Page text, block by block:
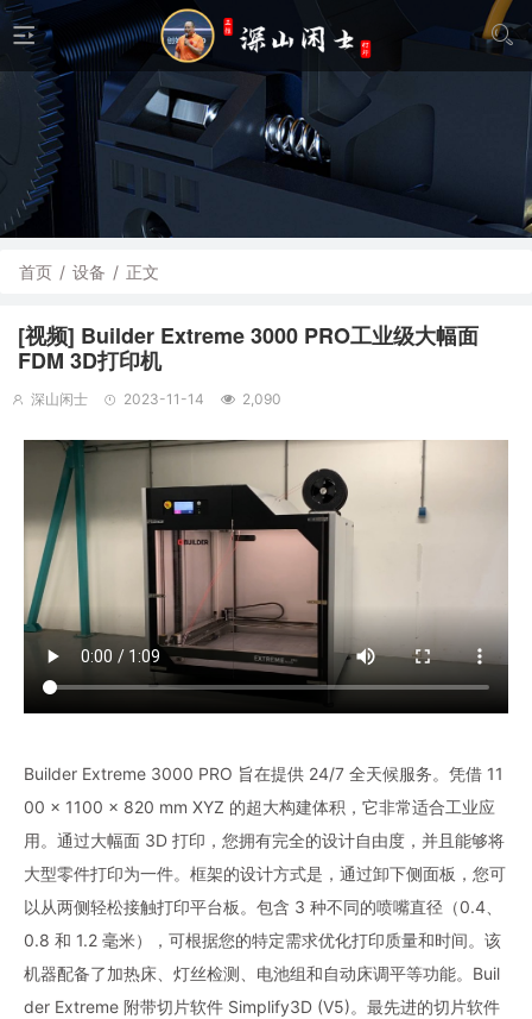
首页 / 设备 / 正文
[视频] Builder Extreme 3000 PRO工业级大幅面
FDM 3D打印机
深山闲士 2023-11-14 2,090
Builder Extreme 3000 PRO 旨在提供 24/7 全天候服务。凭借 11
00 × 1100 × 820 mm XYZ 的超大构建体积，它非常适合工业应
用。通过大幅面 3D 打印，您拥有完全的设计自由度，并且能够将
大型零件打印为一件。框架的设计方式是，通过卸下侧面板，您可
以从两侧轻松接触打印平台板。包含 3 种不同的喷嘴直径（0.4、
0.8 和 1.2 毫米），可根据您的特定需求优化打印质量和时间。该
机器配备了加热床、灯丝检测、电池组和自动床调平等功能。Buil
der Extreme 附带切片软件 Simplify3D (V5)。最先进的切片软件